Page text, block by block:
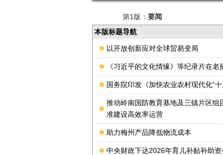
第1版： 要闻
本版标题导航
以开放创新应对全球贸易变局
《习近平的文化情缘》等纪录片在老
国务院印发《加快农业农村现代化“十
推动岭南国防教育基地及三镇片区组
准建设高效率运营
助力梅州产品降低物流成本
中央财政下达2026年育儿补贴补助